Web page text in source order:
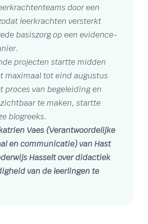
door een
leerkrachten versterkt
basiszorg op een evidence-
projecten startte midden
maximaal tot eind augustus
proces van begeleiding en
te maken, startte
blogreeks.
Vaes (Verantwoordelijke
en communicatie) van Hast
Hasselt over didactiek
van de leerlingen te